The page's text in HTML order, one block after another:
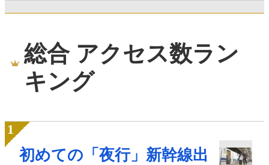
総合 アクセス数ラン
キング
初めての「夜行」新幹線出